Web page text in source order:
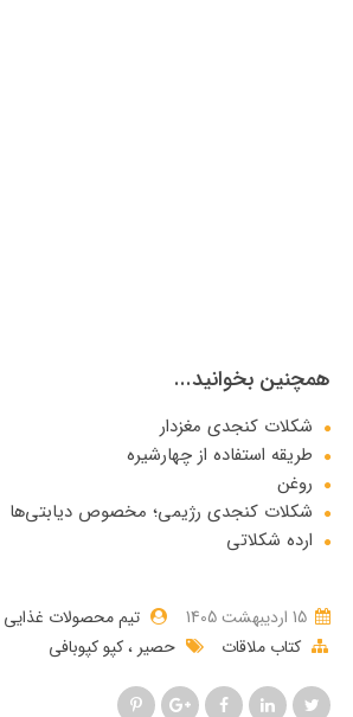
همچنین بخوانید...
شکلات کنجدی مغزدار
طریقه استفاده از چهارشیره
روغن
شکلات کنجدی رژیمی؛ مخصوص دیابتی‌ها
ارده شکلاتی
تیم محصولات غذایی
کتاب ملاقات
حصیر کپو کپوبافی